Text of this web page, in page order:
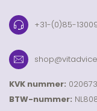
+31-(0)85-
KVK nummer:
BTW-nummer: